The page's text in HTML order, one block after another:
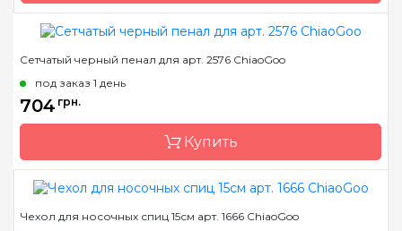
Бренд
ChiaoGoo/Чиа Гу
Страна-производитель
Сетчатый черный пенал для арт. 2576 ChiaoGoo
под заказ 1 день
704 грн.
Купить
Бренд
ChiaoGoo/Чиа Гу
Чехол для носочных спиц 15см арт. 1666 ChiaoGoo